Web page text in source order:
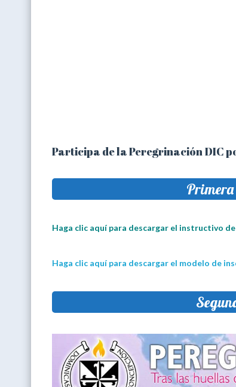
Participa de la Peregrinación DIC
Haga clic aquí para descargar el instructivo
Haga clic aquí para descargar el modelo de